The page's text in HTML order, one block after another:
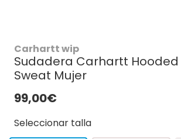
Carhartt wip
Sudadera Carhartt Hooded
Sweat Mujer
99,00€
Seleccionar talla